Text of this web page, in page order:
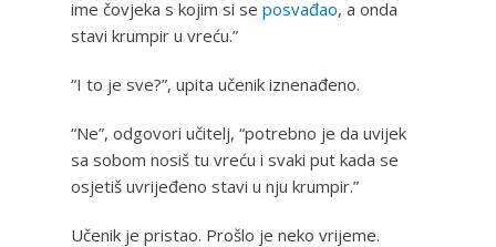
ime čovjeka s kojim si se posvađao, a onda
stavi krumpir u vreću.”
“I to je sve?”, upita učenik iznenađeno.
“Ne”, odgovori učitelj, “potrebno je da uvijek
sa sobom nosiš tu vreću i svaki put kada se
osjetiš uvrijeđeno stavi u nju krumpir.”
Učenik je pristao. Prošlo je neko vrijeme.